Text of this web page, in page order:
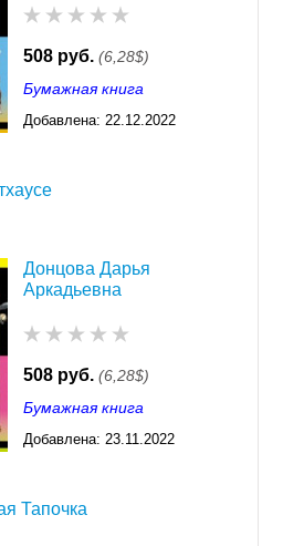
508 руб. (6,28$)
Бумажная книга
Добавлена: 22.12.2022
Донцова Дарья
Аркадьевна
508 руб. (6,28$)
Бумажная книга
Добавлена: 23.11.2022
Тапочка